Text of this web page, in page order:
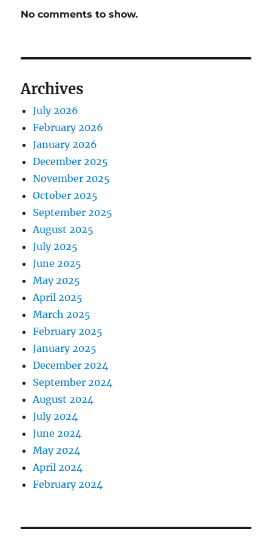
No comments to show.
Archives
July 2026
February 2026
January 2026
December 2025
November 2025
October 2025
September 2025
August 2025
July 2025
June 2025
May 2025
April 2025
March 2025
February 2025
January 2025
December 2024
September 2024
August 2024
July 2024
June 2024
May 2024
April 2024
February 2024